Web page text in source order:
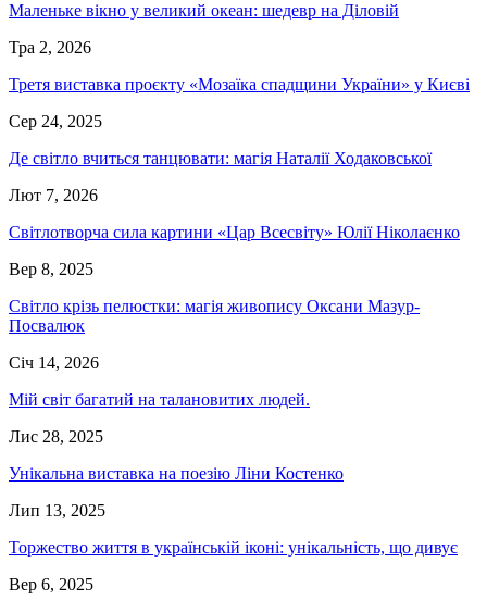
Маленьке вікно у великий океан: шедевр на Діловій
Тра 2, 2026
Третя виставка проєкту «Мозаїка спадщини України» у Києві
Сер 24, 2025
Де світло вчиться танцювати: магія Наталії Ходаковської
Лют 7, 2026
Світлотворча сила картини «Цар Всесвіту» Юлії Ніколаєнко
Вер 8, 2025
Світло крізь пелюстки: магія живопису Оксани Мазур-
Посвалюк
Січ 14, 2026
Мій світ багатий на талановитих людей.
Лис 28, 2025
Унікальна виставка на поезію Ліни Костенко
Лип 13, 2025
Торжество життя в українській іконі: унікальність, що дивує
Вер 6, 2025